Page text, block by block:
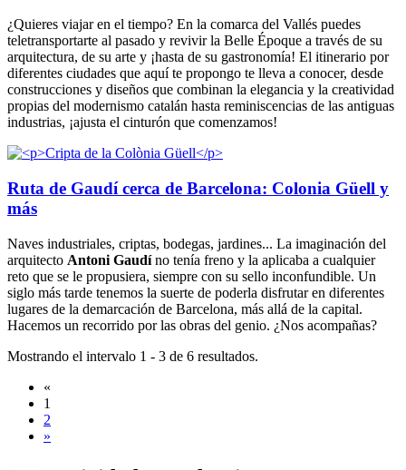
¿Quieres viajar en el tiempo? En la comarca del Vallés puedes
teletransportarte al pasado y revivir la Belle Époque a través de su
arquitectura, de su arte y ¡hasta de su gastronomía! El itinerario por
diferentes ciudades que aquí te propongo te lleva a conocer, desde
construcciones y diseños que combinan la elegancia y la creatividad
propias del modernismo catalán hasta reminiscencias de las antiguas
industrias, ¡ajusta el cinturón que comenzamos!
Ruta de Gaudí cerca de Barcelona: Colonia Güell y
más
Naves industriales, criptas, bodegas, jardines... La imaginación del
arquitecto Antoni Gaudíno tenía freno y la aplicaba a cualquier
reto que se le propusiera, siempre con su sello inconfundible. Un
siglo más tarde tenemos la suerte de poderla disfrutar en diferentes
lugares de la demarcación de Barcelona, más allá de la capital.
Hacemos un recorrido por las obras del genio. ¿Nos acompañas?
Mostrando el intervalo 1 - 3 de 6 resultados.
«
1
2
»